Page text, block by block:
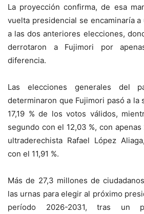
La proyección confirma, de esa
vuelta presidencial se encaminaría
a las dos anteriores elecciones,
derrotaron a Fujimori por
diferencia.
Las elecciones generales del
determinaron que Fujimori pasó a la
17,19 % de los votos válidos,
segundo con el 12,03 %, con
ultraderechista Rafael López
con el 11,91 %.
Más de 27,3 millones de
las urnas para elegir al próximo
período 2026-2031, tras un